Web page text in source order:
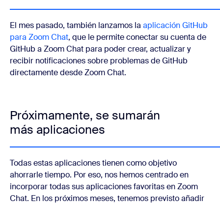
El mes pasado, también lanzamos la aplicación GitHub
para Zoom Chat, que le permite conectar su cuenta de
GitHub a Zoom Chat para poder crear, actualizar y
recibir notificaciones sobre problemas de GitHub
directamente desde Zoom Chat.
Próximamente, se sumarán
más aplicaciones
Todas estas aplicaciones tienen como objetivo
ahorrarle tiempo. Por eso, nos hemos centrado en
incorporar todas sus aplicaciones favoritas en Zoom
Chat. En los próximos meses, tenemos previsto añadir